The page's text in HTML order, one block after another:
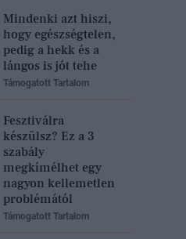
Mindenki azt hiszi,
hogy egészségtelen,
pedig a hekk és a
lángos is jót tehe
Támogatott Tartalom
Fesztiválra
készülsz? Ez a 3
szabály
megkímélhet egy
nagyon kellemetlen
problémától
Támogatott Tartalom